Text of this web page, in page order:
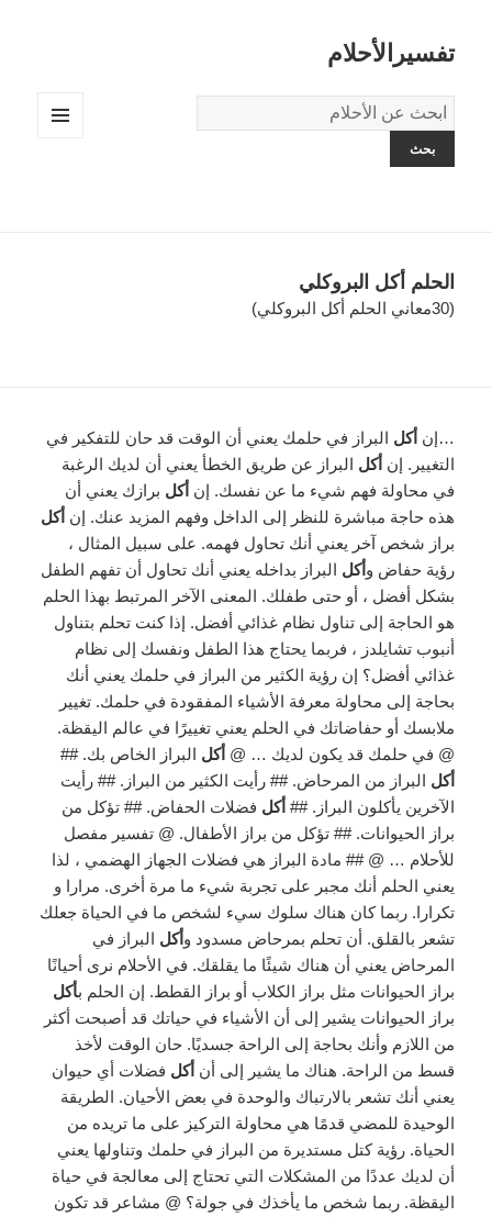
تفسيرالأحلام
قاموس
الاحلام:
الحلم أكل البروكلي
(30معاني الحلم أكل البروكلي)
…إن أكل البراز في حلمك يعني أن الوقت قد حان للتفكير في
التغيير. إن أكل البراز عن طريق الخطأ يعني أن لديك الرغبة
في محاولة فهم شيء ما عن نفسك. إن أكل برازك يعني أن
هذه حاجة مباشرة للنظر إلى الداخل وفهم المزيد عنك. إن أكل
براز شخص آخر يعني أنك تحاول فهمه. على سبيل المثال ،
رؤية حفاض وأكل البراز بداخله يعني أنك تحاول أن تفهم الطفل
بشكل أفضل ، أو حتى طفلك. المعنى الآخر المرتبط بهذا الحلم
هو الحاجة إلى تناول نظام غذائي أفضل. إذا كنت تحلم بتناول
أنبوب تشايلدز ، فربما يحتاج هذا الطفل ونفسك إلى نظام
غذائي أفضل؟ إن رؤية الكثير من البراز في حلمك يعني أنك
بحاجة إلى محاولة معرفة الأشياء المفقودة في حلمك. تغيير
ملابسك أو حفاضاتك في الحلم يعني تغييرًا في عالم اليقظة.
@ في حلمك قد يكون لديك … @ أكل البراز الخاص بك. ##
أكل البراز من المرحاض. ## رأيت الكثير من البراز. ## رأيت
الآخرين يأكلون البراز. ## أكل فضلات الحفاض. ## تؤكل من
براز الحيوانات. ## تؤكل من براز الأطفال. @ تفسير مفصل
للأحلام … @ ## مادة البراز هي فضلات الجهاز الهضمي ، لذا
يعني الحلم أنك مجبر على تجربة شيء ما مرة أخرى. مرارا و
تكرارا. ربما كان هناك سلوك سيء لشخص ما في الحياة جعلك
تشعر بالقلق. أن تحلم بمرحاض مسدود وأكل البراز في
المرحاض يعني أن هناك شيئًا ما يقلقك. في الأحلام نرى أحيانًا
براز الحيوانات مثل براز الكلاب أو براز القطط. إن الحلم بأكل
براز الحيوانات يشير إلى أن الأشياء في حياتك قد أصبحت أكثر
من اللازم وأنك بحاجة إلى الراحة جسديًا. حان الوقت لأخذ
قسط من الراحة. هناك ما يشير إلى أن أكل فضلات أي حيوان
يعني أنك تشعر بالارتباك والوحدة في بعض الأحيان. الطريقة
الوحيدة للمضي قدمًا هي محاولة التركيز على ما تريده من
الحياة. رؤية كتل مستديرة من البراز في حلمك وتناولها يعني
أن لديك عددًا من المشكلات التي تحتاج إلى معالجة في حياة
اليقظة. ربما شخص ما يأخذك في جولة؟ @ مشاعر قد تكون